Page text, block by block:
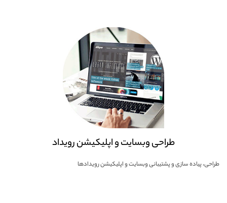
طراحی وبسایت و اپلیکیشن رویداد
طراحی، پیاده سازی و پشتیبانی وبسایت و اپلیکیشن رویدادها